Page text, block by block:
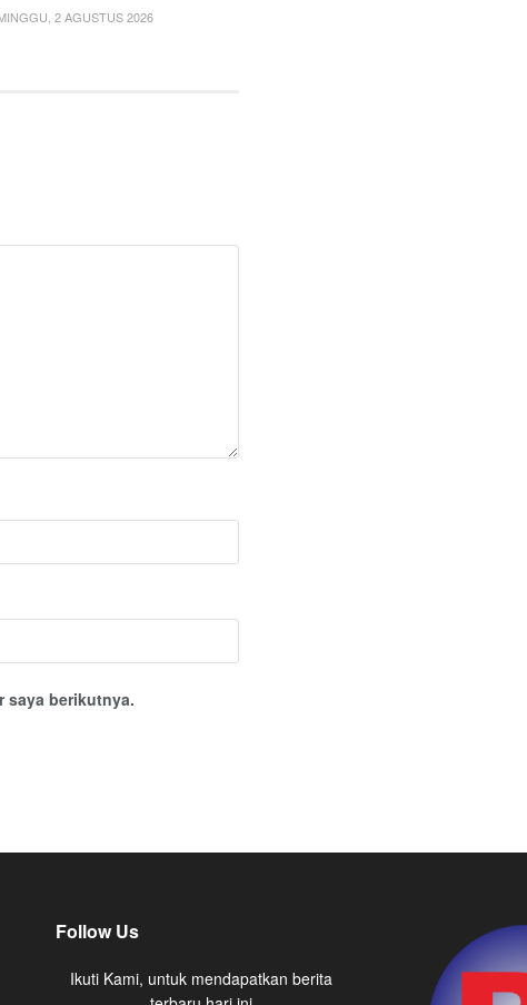
2 AGUSTUS 2026
saya berikutnya.
Follow Us
Ikuti Kami, untuk mendapatkan berita